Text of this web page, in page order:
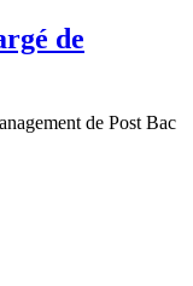
de
de Post Bac